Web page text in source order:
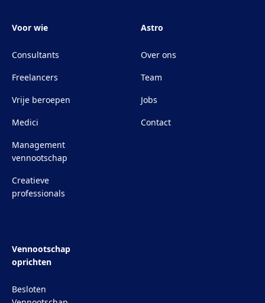
Voor wie
Consultants
Freelancers
Vrije beroepen
Medici
Management
vennootschap
Creatieve
professionals
Astro
Over ons
Team
Jobs
Contact
Vennootschap
oprichten
Besloten